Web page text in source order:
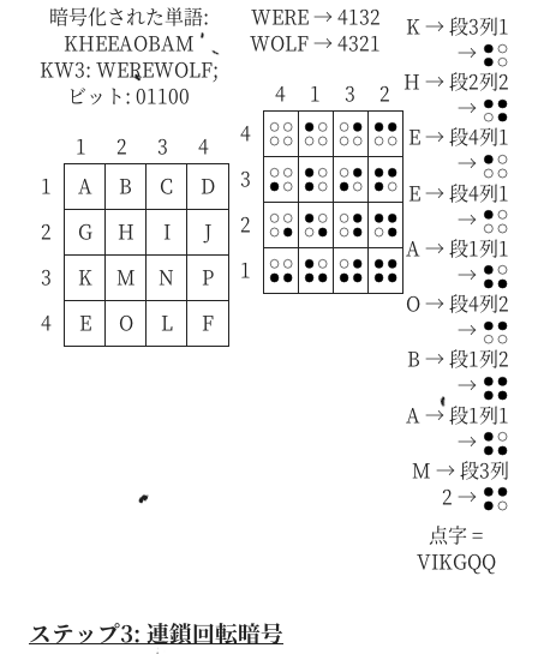
暗号化された単語:
KHEEAOBAM
KW3: WEREWOLF;
ビット: 01100
1
2 3
4
1
A B C
D
2
G H I
J
3
K M N
P
4
E O L F
WERE → 4132
WOLF → 4321
4
1 3
2
4
3
2
1
K → 段3列1
→
H → 段2列2
→
E → 段4列1
→
E → 段4列1
→
A → 段1列1
→
O → 段4列2
→
B → 段1列2
→
A → 段1列1
→
M → 段3列
2 →
点字 =
VIKGQQ
ステップ3: 連鎖回転暗号